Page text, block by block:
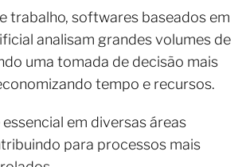
trabalho, softwares baseados em
analisam grandes volumes de
uma tomada de decisão mais
tempo e recursos.
em diversas áreas
para processos mais